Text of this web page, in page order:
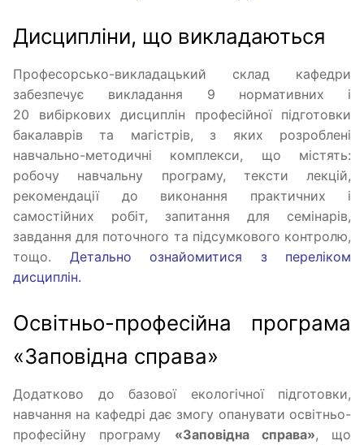
Дисципліни, що викладаються
Професорсько-викладацький склад кафедри
забезпечує викладання 9 нормативних і
20 вибіркових дисциплін професійної підготовки
бакалаврів та магістрів, з яких розроблені
навчально-методичні комплекси, що містять:
робочу навчальну програму, тексти лекцій,
рекомендації до виконання практичних і
самостійних робіт, запитання для семінарів,
завдання для поточного та підсумкового контролю,
тощо. Детально ознайомитися з переліком
дисциплін.
Освітньо-професійна програма
«Заповідна справа»
Додатково до базової екологічної підготовки,
навчання на кафедрі дає змогу опанувати освітньо-
професійну програму «Заповідна справа», що